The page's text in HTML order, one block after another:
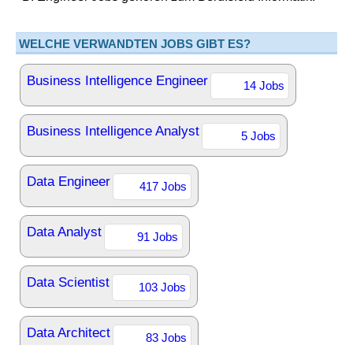
WELCHE VERWANDTEN JOBS GIBT ES?
Business Intelligence Engineer 14 Jobs
Business Intelligence Analyst 5 Jobs
Data Engineer 417 Jobs
Data Analyst 91 Jobs
Data Scientist 103 Jobs
Data Architect 83 Jobs